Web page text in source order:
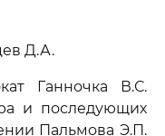
Д.А.
Ганночка В.С.
и последующих
Пальмова Э.П.